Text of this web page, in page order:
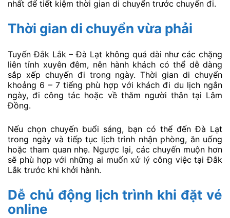
nhất để tiết kiệm thời gian di chuyển trước chuyến đi.
Thời gian di chuyển vừa phải
Tuyến Đắk Lắk – Đà Lạt không quá dài như các chặng
liên tỉnh xuyên đêm, nên hành khách có thể dễ dàng
sắp xếp chuyến đi trong ngày. Thời gian di chuyển
khoảng 6 – 7 tiếng phù hợp với khách đi du lịch ngắn
ngày, đi công tác hoặc về thăm người thân tại Lâm
Đồng.
Nếu chọn chuyến buổi sáng, bạn có thể đến Đà Lạt
trong ngày và tiếp tục lịch trình nhận phòng, ăn uống
hoặc tham quan nhẹ. Ngược lại, các chuyến muộn hơn
sẽ phù hợp với những ai muốn xử lý công việc tại Đắk
Lắk trước khi khởi hành.
Dễ chủ động lịch trình khi đặt vé
online